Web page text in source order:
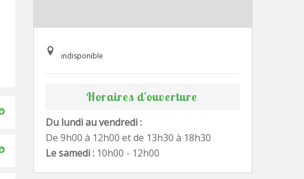
indisponible
Horaires d'ouverture
Du lundi au vendredi :
De 9h00 à 12h00 et de 13h30 à 18h30
Le samedi : 10h00 - 12h00